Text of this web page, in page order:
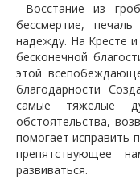
Восстание из
бессмертие,
надежду. На Кресте
бесконечной
этой
благодарности
самые тяжёлые
обстоятельства,
помогает исправить
препятствующее
развиваться.